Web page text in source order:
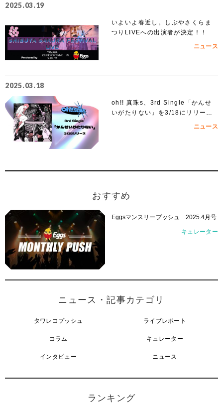
2025.03.19
いよいよ春近し。しぶやさくらま
つりLIVEへの出演者が決定！！
ニュース
2025.03.18
oh!! 真珠s、3rd Single「かんせ
いがたりない」を3/18にリリー
ニュース
おすすめ
Eggsマンスリープッシュ 2025.4月号
キュレーター
ニュース・記事カテゴリ
タワレコプッシュ ライブレポート
コラム キュレーター
インタビュー ニュース
ランキング